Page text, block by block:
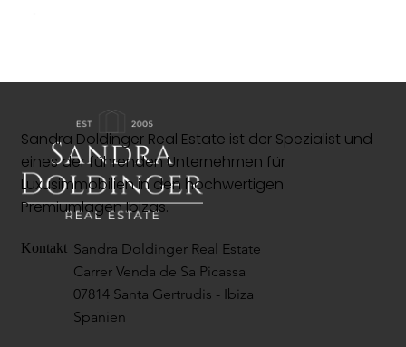
Sandra Doldinger Real Estate ist der Spezialist und
eines der führenden Unternehmen für
Luxusimmobilien in den hochwertigen
Premiumlagen Ibizas.
Kontakt Sandra Doldinger Real Estate
Carrer Venda de Sa Picassa
07814 Santa Gertrudis - Ibiza
Spanien